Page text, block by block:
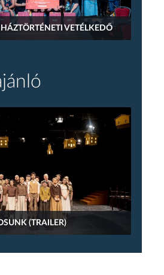
VETÉLKEDŐ
(TRAILER)